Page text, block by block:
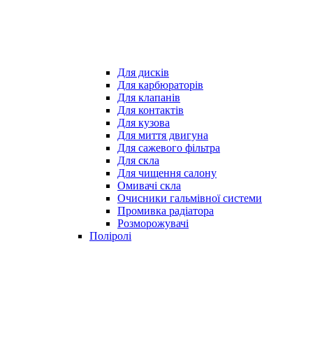
Для дисків
Для карбюраторів
Для клапанів
Для контактів
Для кузова
Для миття двигуна
Для сажевого фільтра
Для скла
Для чищення салону
Омивачі скла
Очисники гальмівної системи
Промивка радіатора
Розморожувачі
Поліролі